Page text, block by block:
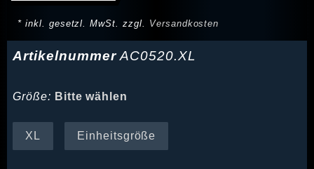
* inkl. gesetzl. MwSt. zzgl. Versandkosten
ArtikelnummerAC0520.XL
Größe: Bitte wählen
XL Einheitsgröße